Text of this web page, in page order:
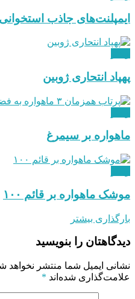
ایمپلنت‌های جاذب استخوانی
پهپاد انتحاری ژوبین
ماهواره بر سیمرغ
موشک ماهواره بر قائم ۱۰۰
بارگذاری بیشتر
دیدگاهتان را بنویسید
نشانی ایمیل شما منتشر نخواهد
علامت‌گذاری شده‌اند *